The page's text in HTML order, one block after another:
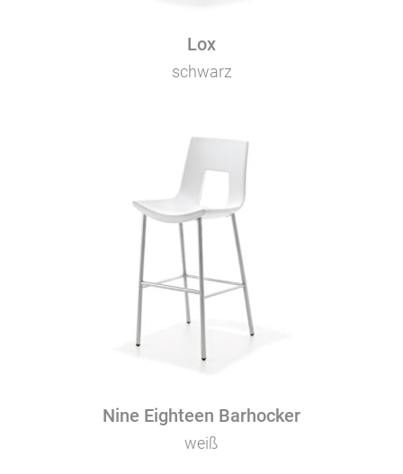
Lox
schwarz
Nine Eighteen Barhocker
weiß